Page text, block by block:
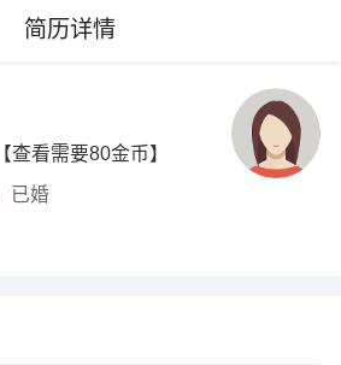
简历详情
【查看需要80金币】
已婚